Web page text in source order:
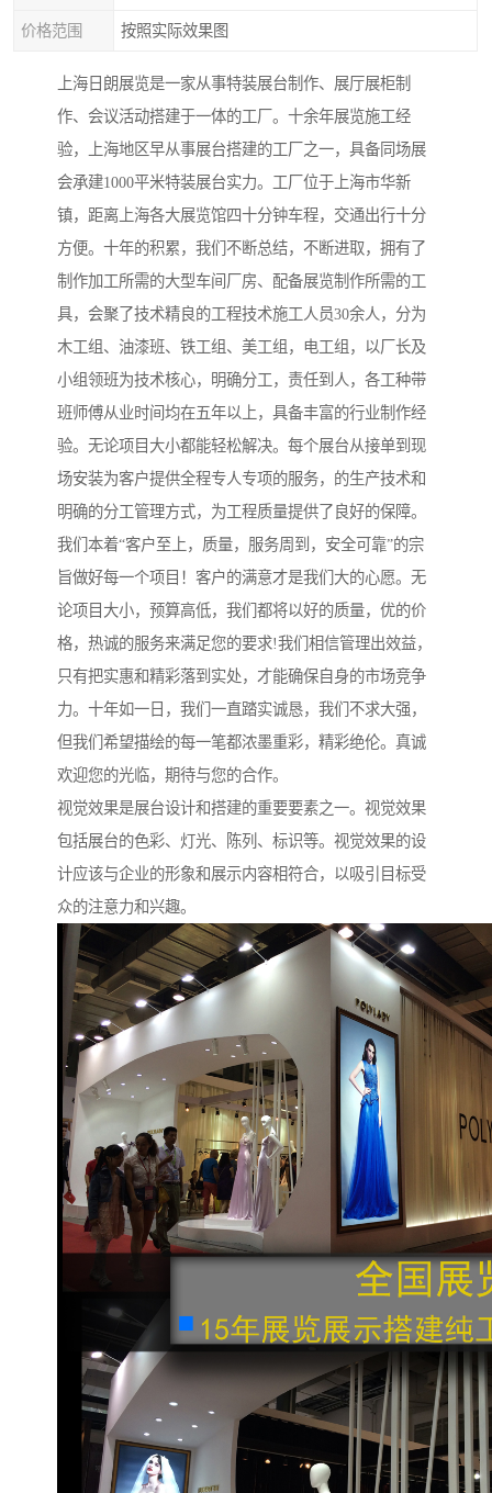
价格范围 按照实际效果图
上海日朗展览是一家从事特装展台制作、展厅展柜制
作、会议活动搭建于一体的工厂。十余年展览施工经
验，上海地区早从事展台搭建的工厂之一，具备同场展
会承建1000平米特装展台实力。工厂位于上海市华新
镇，距离上海各大展览馆四十分钟车程，交通出行十分
方便。十年的积累，我们不断总结，不断进取，拥有了
制作加工所需的大型车间厂房、配备展览制作所需的工
具，会聚了技术精良的工程技术施工人员30余人，分为
木工组、油漆班、铁工组、美工组，电工组，以厂长及
小组领班为技术核心，明确分工，责任到人，各工种带
班师傅从业时间均在五年以上，具备丰富的行业制作经
验。无论项目大小都能轻松解决。每个展台从接单到现
场安装为客户提供全程专人专项的服务，的生产技术和
明确的分工管理方式，为工程质量提供了良好的保障。
我们本着“客户至上，质量，服务周到，安全可靠”的宗
旨做好每一个项目！客户的满意才是我们大的心愿。无
论项目大小，预算高低，我们都将以好的质量，优的价
格，热诚的服务来满足您的要求!我们相信管理出效益，
只有把实惠和精彩落到实处，才能确保自身的市场竞争
力。十年如一日，我们一直踏实诚恳，我们不求大强，
但我们希望描绘的每一笔都浓墨重彩，精彩绝伦。真诚
欢迎您的光临，期待与您的合作。
视觉效果是展台设计和搭建的重要要素之一。视觉效果
包括展台的色彩、灯光、陈列、标识等。视觉效果的设
计应该与企业的形象和展示内容相符合，以吸引目标受
众的注意力和兴趣。